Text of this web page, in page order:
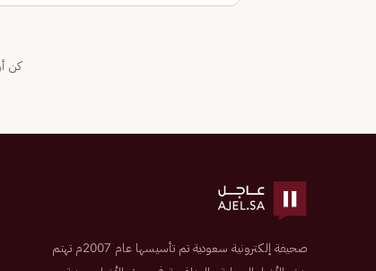
كن
صحيفة إلكترونية سعودية تم تأسيسها عام 2007م تهتم